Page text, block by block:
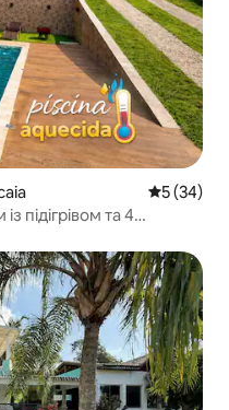
Середня
5 (34)
підігрівом та 4